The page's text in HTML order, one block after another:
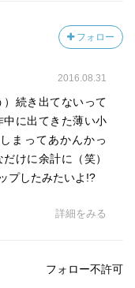
フォロー
2016.08.31
続き出てないって
中に出てきた薄い小
まってあかんかっ
けに余計に（笑）
プしたみたいよ!?
詳細をみる
フォロー不許可